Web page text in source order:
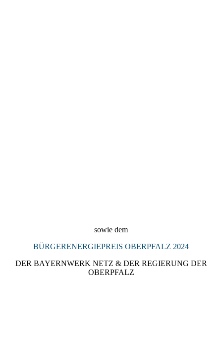
sowie dem
BÜRGERENERGIEPREIS OBERPFALZ 2024
DER BAYERNWERK NETZ & DER REGIERUNG DER
OBERPFALZ